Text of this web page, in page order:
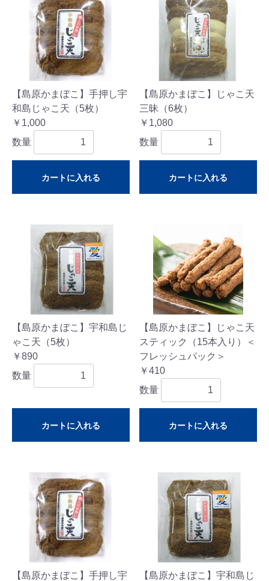
【島原かまぼこ】手押し宇
和島じゃこ天（5枚）
￥1,000
数量
カートに入れる
【島原かまぼこ】じゃこ天
三昧（6枚）
￥1,080
数量
カートに入れる
【島原かまぼこ】宇和島じ
ゃこ天（5枚）
￥890
数量
カートに入れる
【島原かまぼこ】じゃこ天
スティック（15本入り）＜
フレッシュパック＞
￥410
数量
カートに入れる
【島原かまぼこ】手押し宇
【島原かまぼこ】宇和島じ